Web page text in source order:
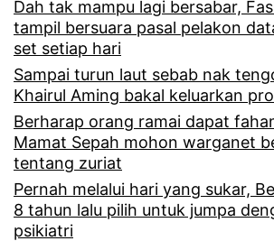
M
n
d
y
a
m
e
n
y
e
p
i
Dah tak mampu lagi bersabar,
tampil bersuara pasal pelakon
set setiap hari
Sampai turun laut sebab nak
Khairul Aming bakal keluarkan
Berharap orang ramai dapat
Mamat Sepah mohon warganet
tentang zuriat
Pernah melalui hari yang sukar,
8 tahun lalu pilih untuk jumpa
psikiatri